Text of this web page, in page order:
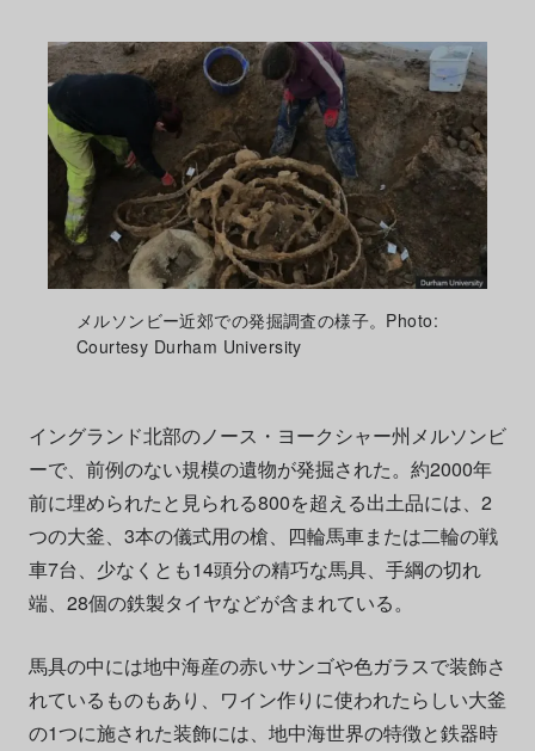
メルソンビー近郊での発掘調査の様子。Photo:
Courtesy Durham University
イングランド北部のノース・ヨークシャー州メルソンビ
ーで、前例のない規模の遺物が発掘された。約2000年
前に埋められたと見られる800を超える出土品には、2
つの大釜、3本の儀式用の槍、四輪馬車または二輪の戦
車7台、少なくとも14頭分の精巧な馬具、手綱の切れ
端、28個の鉄製タイヤなどが含まれている。
馬具の中には地中海産の赤いサンゴや色ガラスで装飾さ
れているものもあり、ワイン作りに使われたらしい大釜
の1つに施された装飾には、地中海世界の特徴と鉄器時